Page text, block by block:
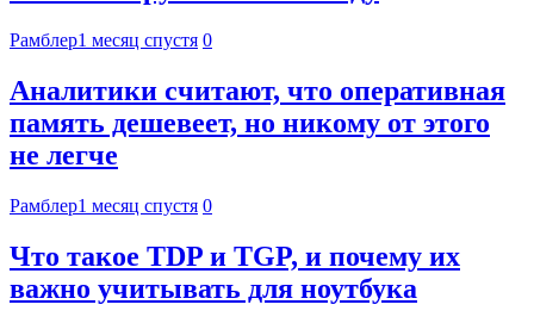
Рамблер1 месяц спустя 0
Аналитики считают, что оперативная
память дешевеет, но никому от этого
не легче
Рамблер1 месяц спустя 0
Что такое TDP и TGP, и почему их
важно учитывать для ноутбука